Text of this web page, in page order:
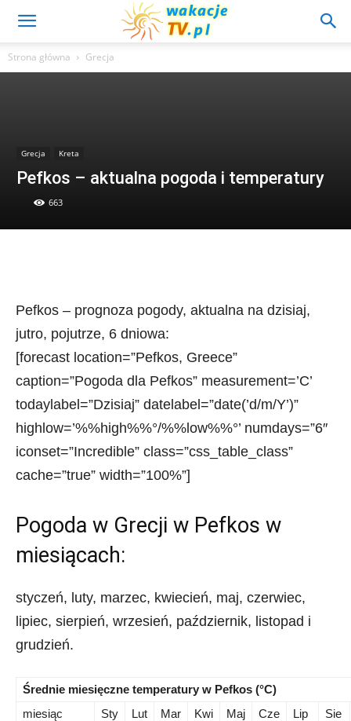
Strona główna Grecja
Grecja Kreta
Pefkos – aktualna pogoda i temperatury
663
Pefkos – prognoza pogody, aktualna na dzisiaj,
jutro, pojutrze, 6 dniowa:
[forecast location=”Pefkos, Greece”
caption=”Pogoda dla Pefkos” measurement=’C’
todaylabel=”Dzisiaj” datelabel=”date(’d/m/Y’)”
highlow=’%%high%%°/%%low%%°’ numdays=”6″
iconset=”Incredible” class=”css_table_class”
cache=”true” width=”100%”]
Pogoda w Grecji w Pefkos w
miesiącach:
styczeń, luty, marzec, kwiecień, maj, czerwiec,
lipiec, sierpień, wrzesień, październik, listopad i
grudzień.
Średnie miesięczne temperatury w Pefkos (°C)
miesiąc
Sty Lut Mar Kwi Maj Cze Lip
Sie